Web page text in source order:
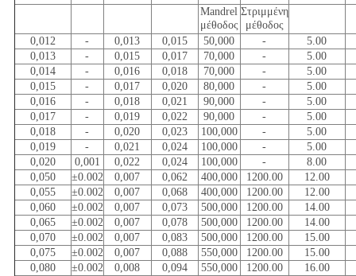
Mandrel
μέθοδος
Στριμμένη
μέθοδος
0,012
- 0,013 0,015 50,000 -
5.00
0,013
- 0,015 0,017 70,000 -
5.00
0,014
- 0,016 0,018 70,000 -
5.00
0,015
- 0,017 0,020 80,000 -
5.00
0,016
- 0,018 0,021 90,000 -
5.00
0,017
- 0,019 0,022 90,000 -
5.00
0,018
- 0,020 0,023 100,000 -
5.00
0,019
- 0,021 0,024 100,000 -
5.00
0,020
0,001 0,022 0,024 100,000 -
8.00
0,050
±0.002 0,007 0,062 400,000 1200.00
12.00
0,055
±0.002 0,007 0,068 400,000 1200.00
12.00
0,060
±0.002 0,007 0,073 500,000 1200.00
14.00
0,065
±0.002 0,007 0,078 500,000 1200.00
14.00
0,070
±0.002 0,007 0,083 500,000 1200.00
15.00
0,075
±0.002 0,007 0,088 550,000 1200.00
15.00
0,080
±0.002 0,008 0,094 550,000 1200.00
16.00